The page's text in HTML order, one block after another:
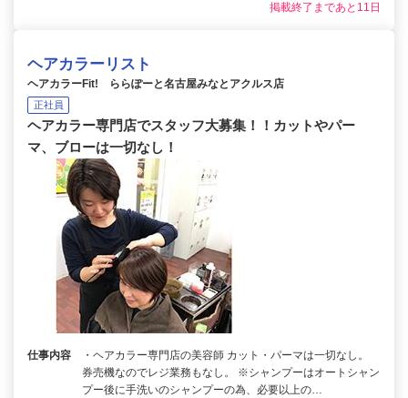
掲載終了まであと11日
ヘアカラーリスト
ヘアカラーFit! ららぽーと名古屋みなとアクルス店
正社員
ヘアカラー専門店でスタッフ大募集！！カットやパー
マ、ブローは一切なし！
仕事内容
・ヘアカラー専門店の美容師 カット・パーマは一切なし。
券売機なのでレジ業務もなし。 ※シャンプーはオートシャン
プー後に手洗いのシャンプーの為、必要以上の…